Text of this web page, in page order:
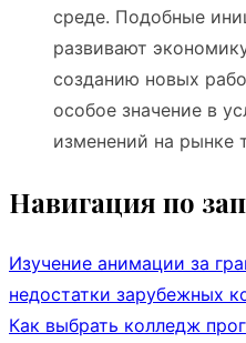
среде. Подобные
развивают
созданию новых
особое значение в
изменений на рынке
Навигация по
Изучение анимации за
недостатки зарубежных
Как выбрать колледж